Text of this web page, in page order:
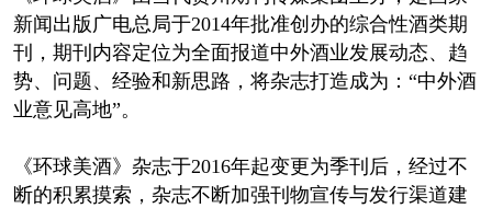
新闻出版广电总局于2014年批准创办的综合性酒类期
刊，期刊内容定位为全面报道中外酒业发展动态、趋
势、问题、经验和新思路，将杂志打造成为：“中外酒
业意见高地”。
《环球美酒》杂志于2016年起变更为季刊后，经过不
断的积累摸索，杂志不断加强刊物宣传与发行渠道建